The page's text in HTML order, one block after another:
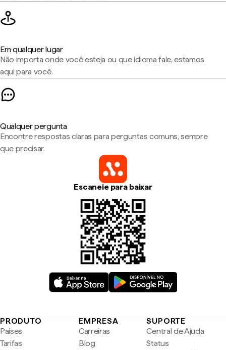
Em qualquer lugar
Não importa onde você esteja ou que idioma fale, estamos
aqui para você.
Qualquer pergunta
Encontre respostas claras para perguntas comuns, sempre
que precisar.
Escaneie para baixar
PRODUTO
Países
Tarifas
EMPRESA
Carreiras
Blog
SUPORTE
Central de Ajuda
Status